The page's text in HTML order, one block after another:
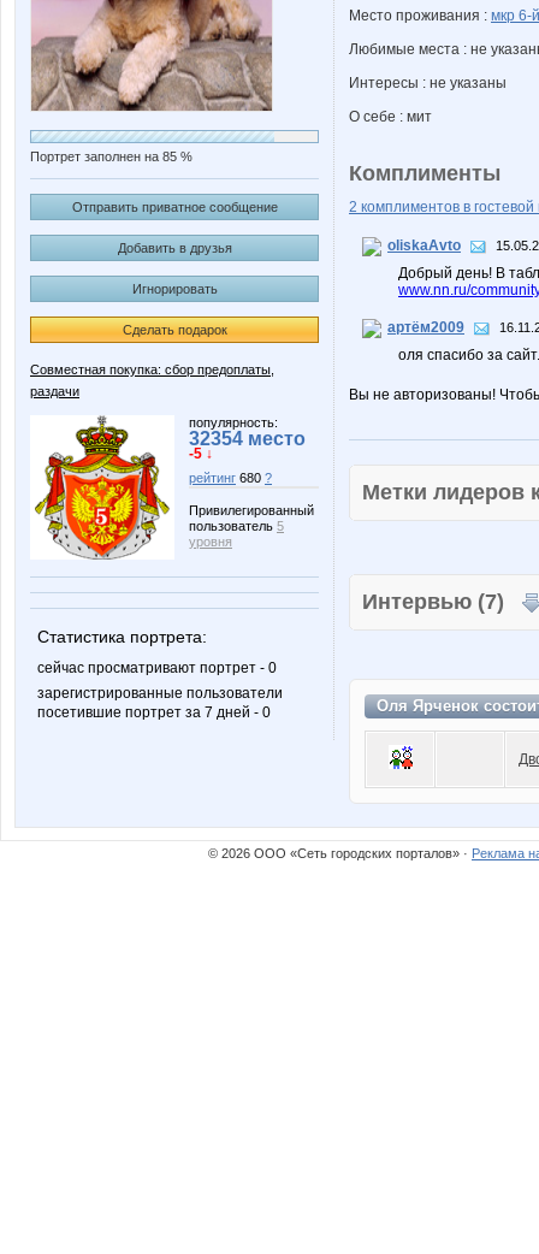
Портрет заполнен на 85 %
Отправить приватное сообщение
Добавить в друзья
Игнорировать
Сделать подарок
Совместная покупка: сбор предоплаты,
раздачи
популярность:
32354 место
-5 ↓
рейтинг 680 ?
Привилегированный
пользователь 5
уровня
Статистика портрета:
сейчас просматривают портрет - 0
зарегистрированные пользователи
посетившие портрет за 7 дней - 0
Место проживания : мкр 6-
Любимые места : не
Интересы : не указаны
О себе : мит
Комплименты
2 комплиментов в гостевой
oliskaAvto
Добрый день! В
www.nn.ru/
артём2009
оля спасибо за
Вы не авторизованы!
Метки
Интервью (7)
Оля Ярченок
© 2026 ООО «Сеть городских порталов» · Реклама